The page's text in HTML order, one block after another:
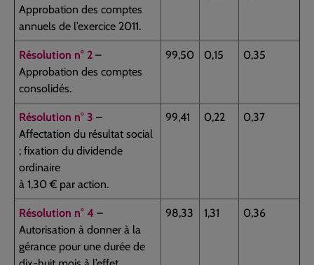
Approbation des comptes
annuels de l’exercice 2011.
Résolution n° 2 –
Approbation des comptes
consolidés.
99,50 0,15 0,35
Résolution n° 3 –
Affectation du résultat social
; fixation du dividende
ordinaire
à 1,30 € par action.
99,41 0,22 0,37
Résolution n° 4 –
Autorisation à donner à la
gérance pour une durée de
98,33 1,31 0,36